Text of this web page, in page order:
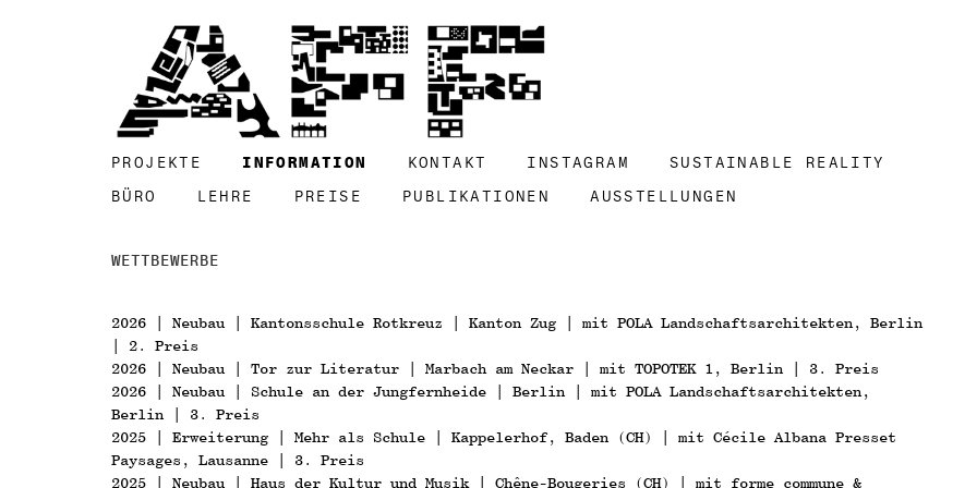
PROJEKTE INFORMATION KONTAKT INSTAGRAM
SUSTAINABLE REALITY
BÜRO
LEHRE PREISE PUBLIKATIONEN AUSSTELLUNGEN
WETTBEWERBE
2026 | Neubau | Kantonsschule Rotkreuz | Kanton Zug | mit POLA Landschaftsarchitekten, Berlin
| 2. Preis
2026 | Neubau | Tor zur Literatur | Marbach am Neckar | mit TOPOTEK 1, Berlin | 3. Preis
2026 | Neubau | Schule an der Jungfernheide | Berlin | mit POLA Landschaftsarchitekten,
Berlin | 3. Preis
2025 | Erweiterung | Mehr als Schule | Kappelerhof, Baden (CH) | mit Cécile Albana Presset
Paysages, Lausanne | 3. Preis
2025 | Neubau | Haus der Kultur und Musik | Chêne-Bougeries (CH) | mit forme commune &